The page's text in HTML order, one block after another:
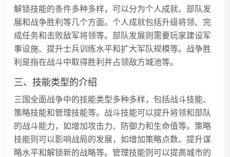
解锁技能的条件多种多样，可以分为个人成就、部队发
展和战争胜利等几个方面。个人成就包括升级将领、完
成任务和击败敌军将领等。部队发展则需要玩家建设军
事设施、提升士兵训练水平和扩大军队规模等。战争胜
利是指在战斗中取得胜利并占领敌方城池等。
三、技能类型的介绍
三国全面战争中的技能类型多种多样，包括战斗技能、
策略技能和管理技能等。战斗技能可以提升将领和部队
的战斗能力，如增加攻击力、防御力和生命值等。策略
技能则可以影响战局的发展，如增加策略点数、提升谋
略水平和解锁新的战略等。管理技能则可以提高城市的